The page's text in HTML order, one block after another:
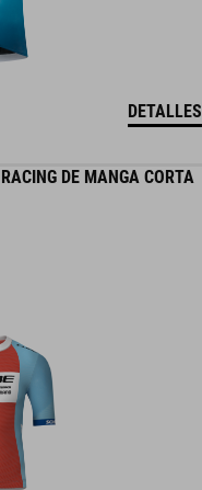
DETALLES
DE MANGA CORTA